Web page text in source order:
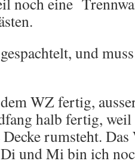
und
WZ fertig,
halb fertig,
rumsteht.
Di und Mi bin ich